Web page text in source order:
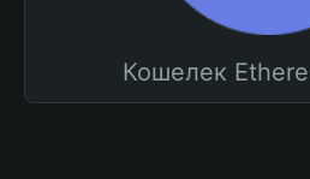
Кошелек